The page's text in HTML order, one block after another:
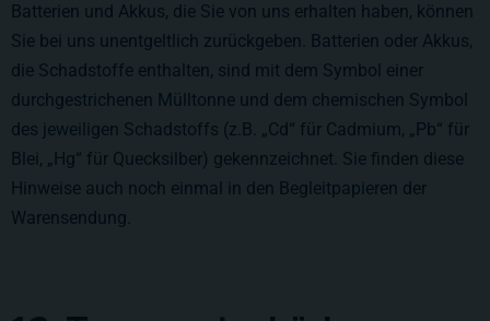
Batterien und Akkus, die Sie von uns erhalten haben, können
Sie bei uns unentgeltlich zurückgeben. Batterien oder Akkus,
die Schadstoffe enthalten, sind mit dem Symbol einer
durchgestrichenen Mülltonne und dem chemischen Symbol
des jeweiligen Schadstoffs (z.B. „Cd“ für Cadmium, „Pb“ für
Blei, „Hg“ für Quecksilber) gekennzeichnet. Sie finden diese
Hinweise auch noch einmal in den Begleitpapieren der
Warensendung.